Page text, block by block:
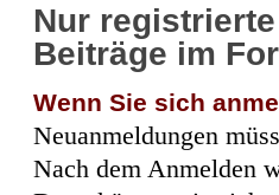
Nur
Beiträge im
Wenn Sie sich
Neuanmeldungen
Nach dem Anmelden